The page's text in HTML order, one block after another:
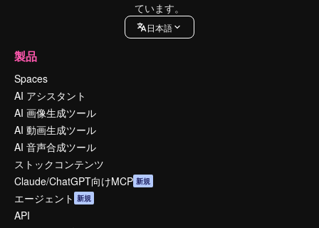
ています。
日本語
製品
Spaces
AI アシスタント
AI 画像生成ツール
AI 動画生成ツール
AI 音声合成ツール
ストックコンテンツ
Claude/ChatGPT向けMCP 新規
エージェント 新規
API